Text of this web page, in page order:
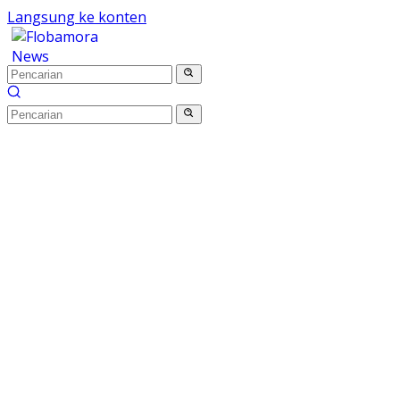
Langsung ke konten